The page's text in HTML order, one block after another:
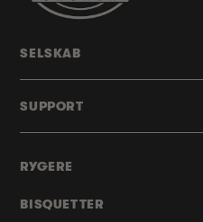
RYGERE
BISQUETTER
SELSKAB
SUPPORT